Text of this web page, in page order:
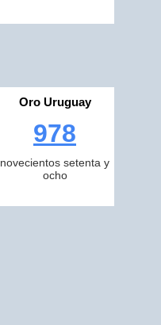
Oro Uruguay
978
novecientos setenta y
ocho